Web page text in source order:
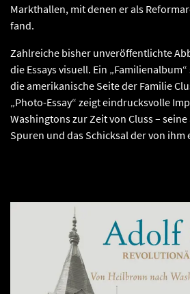
Markthallen, mit denen er als
fand.
Zahlreiche bisher unveröffentlichte
die Essays visuell. Ein
die amerikanische Seite der Familie
„Photo-Essay“ zeigt eindrucksvolle
Washingtons zur Zeit von Cluss –
Spuren und das Schicksal der von